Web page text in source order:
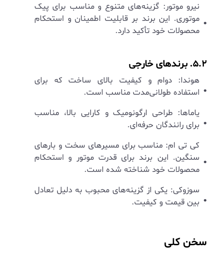
نیرو موتور: گزینه‌های متنوع و مناسب برای پیک
موتوری. این برند بر قابلیت اطمینان و استحکام
محصولات خود تأکید دارد.
۵.۲. برندهای خارجی
هوندا: دوام و کیفیت بالای ساخت که برای
استفاده طولانی‌مدت مناسب است.
یاماها: طراحی ارگونومیک و کارایی بالا، مناسب
برای رانندگان حرفه‌ای.
کی تی ام: مناسب برای مسیرهای سخت و بارهای
سنگین. این برند برای قدرت موتور و استحکام
محصولات خود شناخته شده است.
سوزوکی: یکی از گزینه‌های محبوب به دلیل تعادل
بین قیمت و کیفیت.
سخن کلی